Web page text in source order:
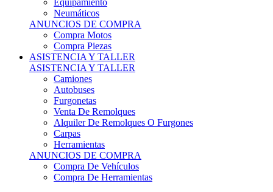
Equipamiento
Neumáticos
ANUNCIOS DE COMPRA
Compra Motos
Compra Piezas
ASISTENCIA Y TALLER
ASISTENCIA Y TALLER
Camiones
Autobuses
Furgonetas
Venta De Remolques
Alquiler De Remolques O Furgones
Carpas
Herramientas
ANUNCIOS DE COMPRA
Compra De Vehículos
Compra De Herramientas